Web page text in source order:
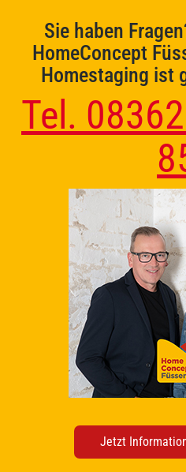
Sie haben
HomeConcept
Homestaging ist
Tel.
Jetzt